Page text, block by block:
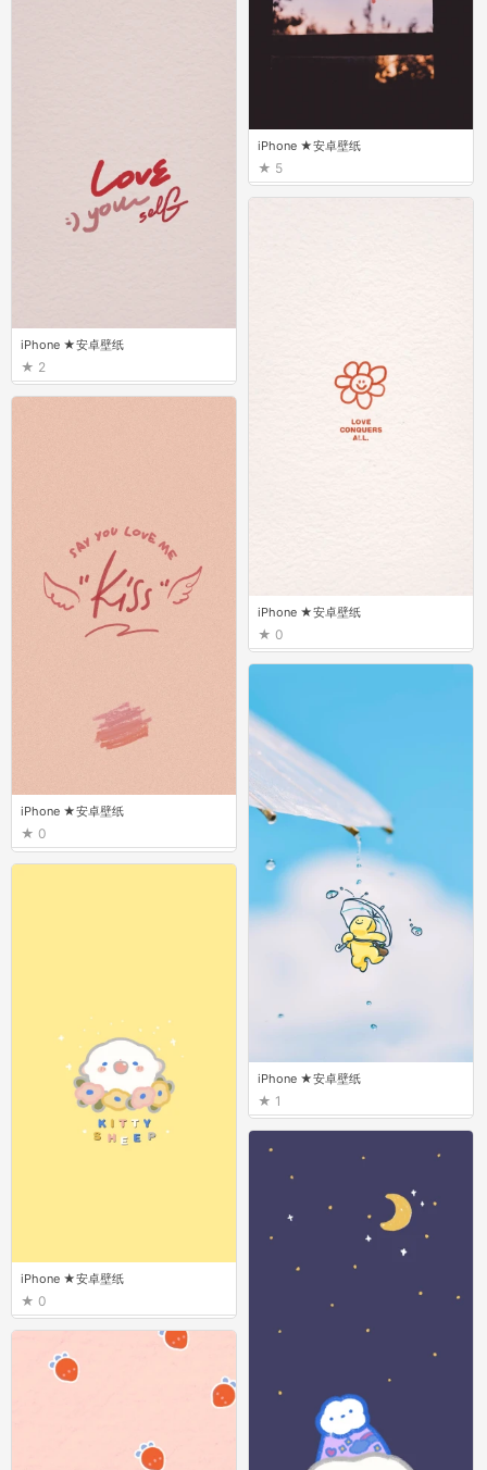
iPhone ★安卓壁纸
2
iPhone ★安卓壁纸
0
iPhone ★安卓壁纸
0
iPhone ★安卓壁纸
1
iPhone ★安卓壁纸
0
iPhone ★安卓壁纸
5